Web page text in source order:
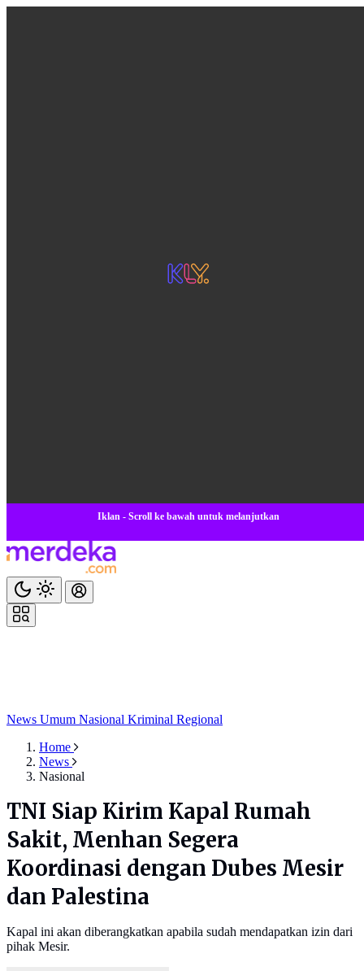
Iklan - Scroll ke bawah untuk melanjutkan
News Umum Nasional Kriminal Regional
Home
News
Nasional
TNI Siap Kirim Kapal Rumah
Sakit, Menhan Segera
Koordinasi dengan Dubes Mesir
dan Palestina
Kapal ini akan diberangkatkan apabila sudah mendapatkan izin dari
pihak Mesir.